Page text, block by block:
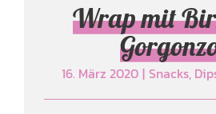
Wrap mit
16. März 2020 | Snacks,